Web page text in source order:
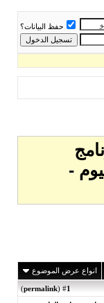
حفظ البيانات؟
- تحميل برنامج
اليوم -
انواع عرض الموضوع
1
(
permalink
)